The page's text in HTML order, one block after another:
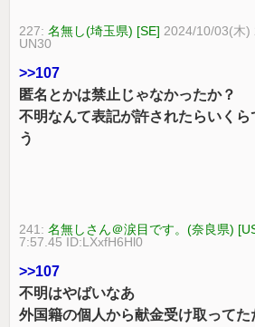
227:名無し(埼玉県) [SE] 2024/10/03(木)
UN30
>>107
匿名とかは禁止じゃなかったか？
不明なんて表記が許されたらいくら
う
241:名無しさん＠涙目です。(奈良県)
7:57.45 ID:LXxfH6Hl0
>>107
不明はやばいなあ
外国籍の個人から献金受け取って